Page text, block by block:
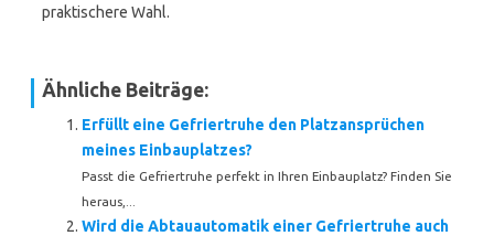
praktischere Wahl.
Ähnliche Beiträge:
Erfüllt eine Gefriertruhe den Platzansprüchen
meines Einbauplatzes?
Passt die Gefriertruhe perfekt in Ihren Einbauplatz? Finden Sie
heraus,...
Wird die Abtauautomatik einer Gefriertruhe auch